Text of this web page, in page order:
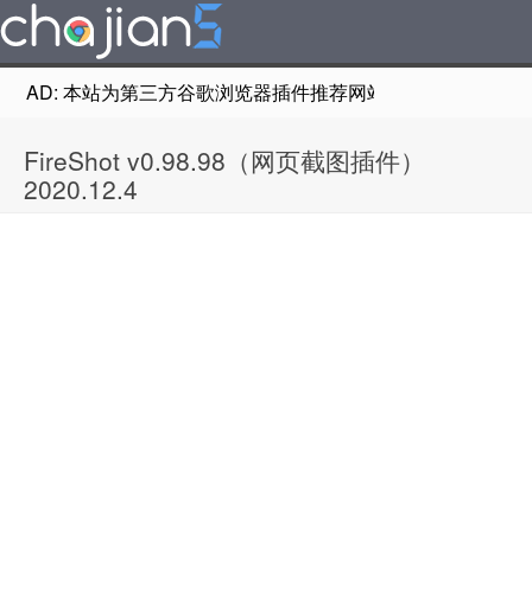
AD: 本站为第三方谷歌浏览器插件推荐网站，非Google
FireShot v0.98.98（网页截图插件）
2020.12.4